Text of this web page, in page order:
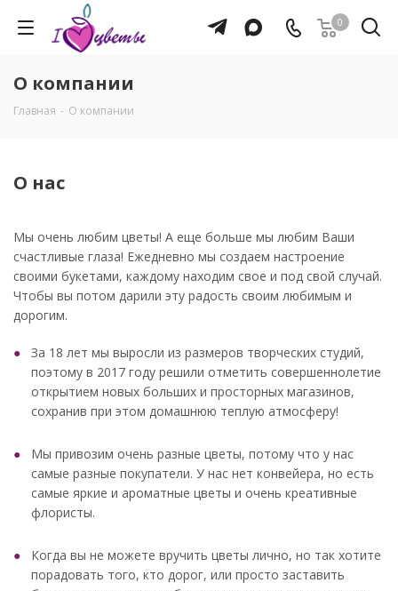
0
О компании
Главная - О компании
О нас
Мы очень любим цветы! А еще больше мы любим Ваши
счастливые глаза! Ежедневно мы создаем настроение
своими букетами, каждому находим свое и под свой случай.
Чтобы вы потом дарили эту радость своим любимым и
дорогим.
За 18 лет мы выросли из размеров творческих студий,
поэтому в 2017 году решили отметить совершеннолетие
открытием новых больших и просторных магазинов,
сохранив при этом домашнюю теплую атмосферу!
Мы привозим очень разные цветы, потому что у нас
самые разные покупатели. У нас нет конвейера, но есть
самые яркие и ароматные цветы и очень креативные
флористы.
Когда вы не можете вручить цветы лично, но так хотите
порадовать того, кто дорог, или просто заставить